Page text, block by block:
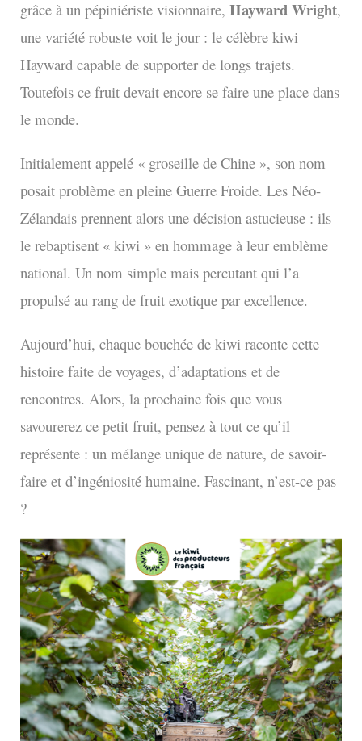
grâce à un pépiniériste visionnaire, Hayward Wright,
une variété robuste voit le jour : le célèbre kiwi
Hayward capable de supporter de longs trajets.
Toutefois ce fruit devait encore se faire une place dans
le monde.
Initialement appelé « groseille de Chine », son nom
posait problème en pleine Guerre Froide. Les Néo-
Zélandais prennent alors une décision astucieuse : ils
le rebaptisent « kiwi » en hommage à leur emblème
national. Un nom simple mais percutant qui l’a
propulsé au rang de fruit exotique par excellence.
Aujourd’hui, chaque bouchée de kiwi raconte cette
histoire faite de voyages, d’adaptations et de
rencontres. Alors, la prochaine fois que vous
savourerez ce petit fruit, pensez à tout ce qu’il
représente : un mélange unique de nature, de savoir-
faire et d’ingéniosité humaine. Fascinant, n’est-ce pas
?